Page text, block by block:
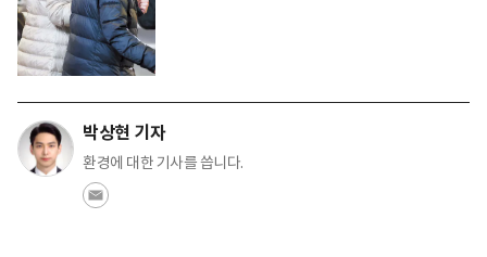
박상현 기자
환경에 대한 기사를 씁니다.